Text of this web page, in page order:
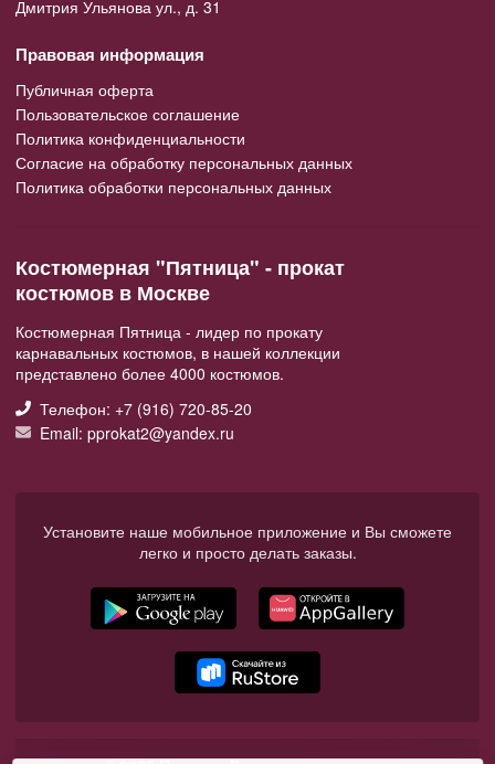
Дмитрия Ульянова ул., д. 31
Правовая информация
Публичная оферта
Пользовательское соглашение
Политика конфиденциальности
Согласие на обработку персональных данных
Политика обработки персональных данных
Костюмерная "Пятница" - прокат
костюмов в Москве
Костюмерная Пятница - лидер по прокату
карнавальных костюмов, в нашей коллекции
представлено более 4000 костюмов.
Телефон: +7 (916) 720-85-20
Email: pprokat2@yandex.ru
Установите наше мобильное приложение и Вы сможете
легко и просто делать заказы.